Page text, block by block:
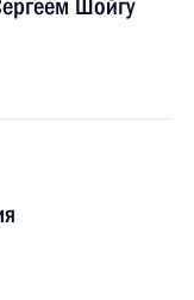
Шойгу